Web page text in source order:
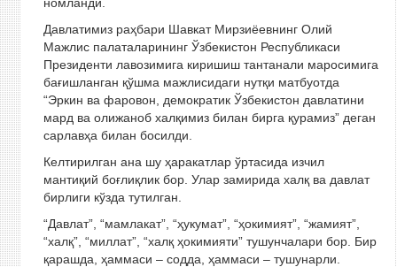
Давлатимиз раҳбари Шавкат Мирзиёевнинг Олий
Мажлис палаталарининг Ўзбекистон Республикаси
Президенти лавозимига киришиш тантанали маросимига
бағишланган қўшма мажлисидаги нутқи матбуотда
“Эркин ва фаровон, демократик Ўзбекистон давлатини
мард ва олижаноб халқимиз билан бирга қурамиз” деган
сарлав­ҳа билан босилди.
Келтирилган ана шу ҳаракатлар ўртасида изчил
мантиқий боғлиқлик бор. Улар замирида халқ ва давлат
бирлиги кўзда тутилган.
“Давлат”, “мамлакат”, “ҳукумат”, “ҳокимият”, “жамият”,
“халқ”, “миллат”, “халқ ҳокимияти” тушунчалари бор. Бир
қарашда, ҳаммаси – содда, ҳаммаси – тушунарли.